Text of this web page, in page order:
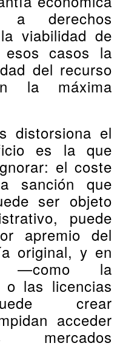
a derechos
viabilidad de
casos la
del recurso
la máxima
distorsiona el
es la que
el coste
sanción que
ser objeto
puede
apremio del
original, y en
—como la
o las licencias
crear
acceder
mercados